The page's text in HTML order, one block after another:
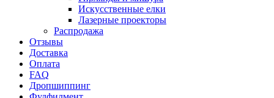
Искусственные елки
Лазерные проекторы
Распродажа
Отзывы
Доставка
Оплата
FAQ
Дропшиппинг